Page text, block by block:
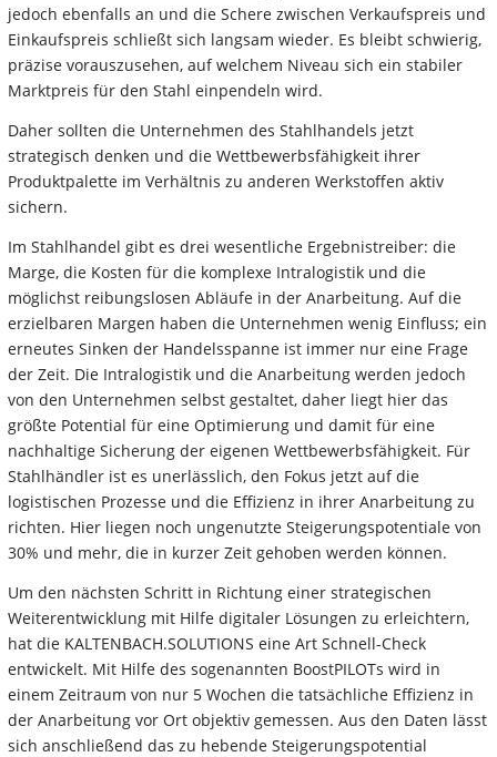
jedoch ebenfalls an und die Schere zwischen Verkaufspreis und
Einkaufspreis schließt sich langsam wieder. Es bleibt schwierig,
präzise vorauszusehen, auf welchem Niveau sich ein stabiler
Marktpreis für den Stahl einpendeln wird.
Daher sollten die Unternehmen des Stahlhandels jetzt
strategisch denken und die Wettbewerbsfähigkeit ihrer
Produktpalette im Verhältnis zu anderen Werkstoffen aktiv
sichern.
Im Stahlhandel gibt es drei wesentliche Ergebnistreiber: die
Marge, die Kosten für die komplexe Intralogistik und die
möglichst reibungslosen Abläufe in der Anarbeitung. Auf die
erzielbaren Margen haben die Unternehmen wenig Einfluss; ein
erneutes Sinken der Handelsspanne ist immer nur eine Frage
der Zeit. Die Intralogistik und die Anarbeitung werden jedoch
von den Unternehmen selbst gestaltet, daher liegt hier das
größte Potential für eine Optimierung und damit für eine
nachhaltige Sicherung der eigenen Wettbewerbsfähigkeit. Für
Stahlhändler ist es unerlässlich, den Fokus jetzt auf die
logistischen Prozesse und die Effizienz in ihrer Anarbeitung zu
richten. Hier liegen noch ungenutzte Steigerungspotentiale von
30% und mehr, die in kurzer Zeit gehoben werden können.
Um den nächsten Schritt in Richtung einer strategischen
Weiterentwicklung mit Hilfe digitaler Lösungen zu erleichtern,
hat die KALTENBACH.SOLUTIONS eine Art Schnell-Check
entwickelt. Mit Hilfe des sogenannten BoostPILOTs wird in
einem Zeitraum von nur 5 Wochen die tatsächliche Effizienz in
der Anarbeitung vor Ort objektiv gemessen. Aus den Daten lässt
sich anschließend das zu hebende Steigerungspotential